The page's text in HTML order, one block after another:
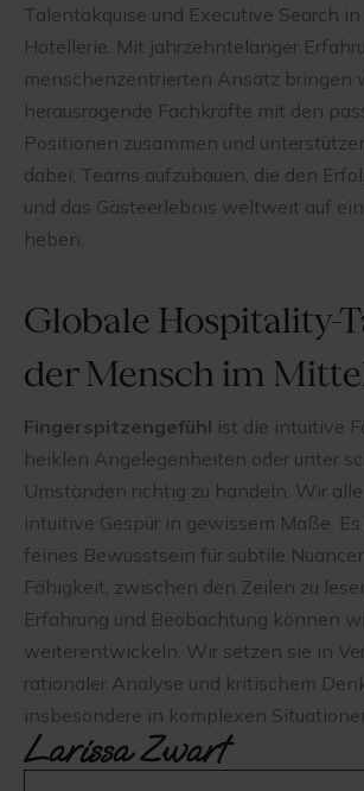
Talentakquise und Executive Search
Hotellerie. Mit jahrzehntelanger
menschenzentrierten Ansatz bringen
herausragende Fachkräfte mit den
Positionen zusammen und
dabei, Teams aufzubauen, die den
und das Gästeerlebnis weltweit auf
heben.
Globale Hospitality-
der Mensch im
Fingerspitzengefühl ist die intuitive
heiklen Angelegenheiten oder unter
Umständen richtig zu handeln. Wir
intuitive Gespür in gewissem Maße.
feines Bewusstsein für subtile
Fähigkeit, zwischen den Zeilen zu
Erfahrung und Beobachtung können
weiterentwickeln. Wir setzen sie in
rationaler Analyse und kritischem
insbesondere in komplexen
Larissa Zwart